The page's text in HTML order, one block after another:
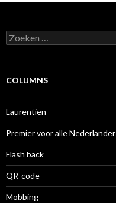
Zoeken
naar:
COLUMNS
Laurentien
Premier voor alle
Flash back
QR-code
Mobbing